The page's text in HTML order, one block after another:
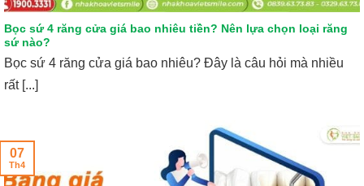
Bọc sứ 4 răng cửa giá bao nhiêu tiền? Nên lựa chọn loại răng
sứ nào?
Bọc sứ 4 răng cửa giá bao nhiêu? Đây là câu hỏi mà nhiều
rất [...]
07
Th4